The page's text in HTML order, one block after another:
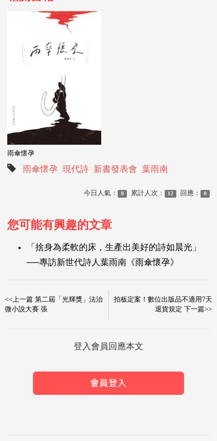
雨傘懷孕
雨傘懷孕 現代詩 新書發表會 葉雨南
今日人氣： 0 累計人次： 12 回應： 0
您可能有興趣的文章
「捨身為柔軟的床，生產出美好的詩如晨光」
──專訪新世代詩人葉雨南《雨傘懷孕》
<<上一篇 第二屆「光輝獎」法治
微小說大賽 張
拍板定案！數位出版品不適用7天
退貨規定 下一篇>>
登入會員回應本文